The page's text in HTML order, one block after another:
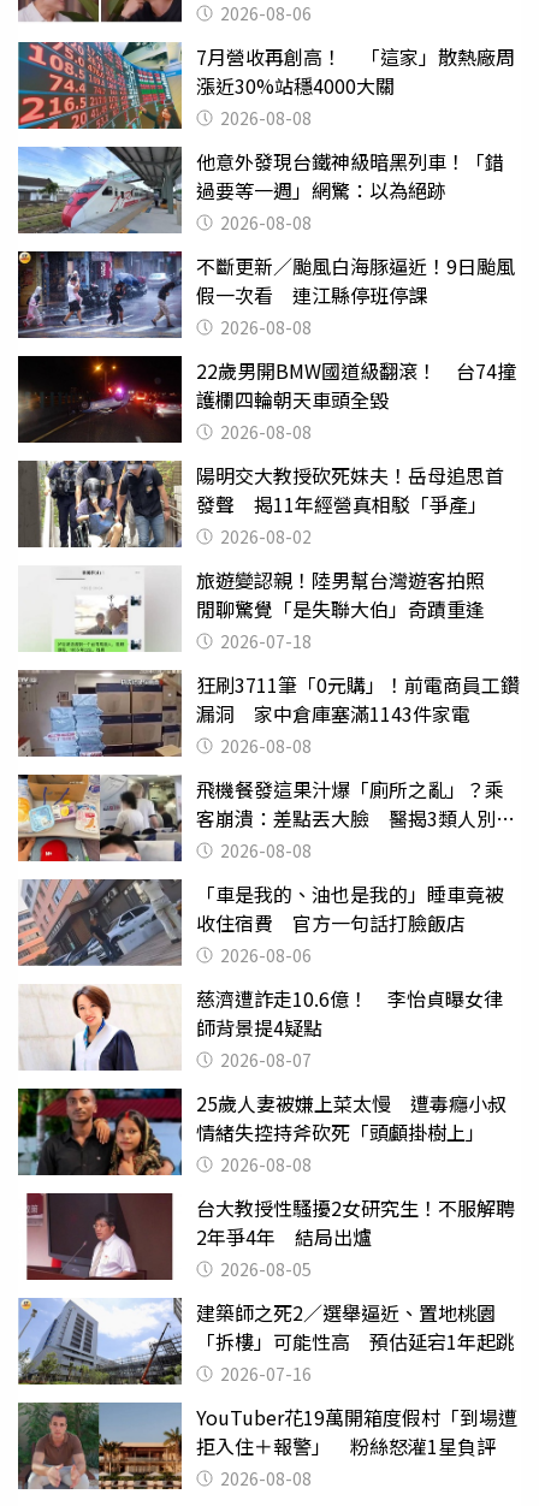
2026-08-06
7月營收再創高！ 「這家」散熱廠周
漲近30%站穩4000大關
2026-08-08
他意外發現台鐵神級暗黑列車！「錯
過要等一週」網驚：以為絕跡
2026-08-08
不斷更新／颱風白海豚逼近！9日颱風
假一次看 連江縣停班停課
2026-08-08
22歲男開BMW國道級翻滾！ 台74撞
護欄四輪朝天車頭全毀
2026-08-08
陽明交大教授砍死妹夫！岳母追思首
發聲 揭11年經營真相駁「爭產」
2026-08-02
旅遊變認親！陸男幫台灣遊客拍照
閒聊驚覺「是失聯大伯」奇蹟重逢
2026-07-18
狂刷3711筆「0元購」！前電商員工鑽
漏洞 家中倉庫塞滿1143件家電
2026-08-08
飛機餐發這果汁爆「廁所之亂」？乘
客崩潰：差點丟大臉 醫揭3類人別亂
喝 2026-08-08
「車是我的、油也是我的」睡車竟被
收住宿費 官方一句話打臉飯店
2026-08-06
慈濟遭詐走10.6億！ 李怡貞曝女律
師背景提4疑點
2026-08-07
25歲人妻被嫌上菜太慢 遭毒癮小叔
情緒失控持斧砍死「頭顱掛樹上」
2026-08-08
台大教授性騷擾2女研究生！不服解聘
2年爭4年 結局出爐
2026-08-05
建築師之死2／選舉逼近、置地桃園
「拆樓」可能性高 預估延宕1年起跳
2026-07-16
YouTuber花19萬開箱度假村「到場遭
拒入住＋報警」 粉絲怒灌1星負評
2026-08-08